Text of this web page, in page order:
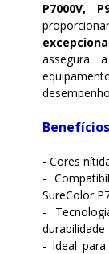
P7000V,
assegura
- Cores
-
SureColor
-
durabilidade
- Ideal